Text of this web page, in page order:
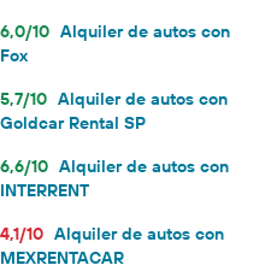
6,0/10 Alquiler de autos con
Fox
5,7/10 Alquiler de autos con
Goldcar Rental SP
6,6/10 Alquiler de autos con
INTERRENT
4,1/10 Alquiler de autos con
MEXRENTACAR